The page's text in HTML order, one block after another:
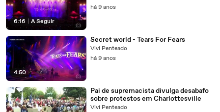
6:16 A Seguir
há 9 anos
4:50
Secret world - Tears For Fears
Vivi Penteado
há 9 anos
Pai de supremacista divulga desabafo
sobre protestos em Charlottesville
Vivi Penteado